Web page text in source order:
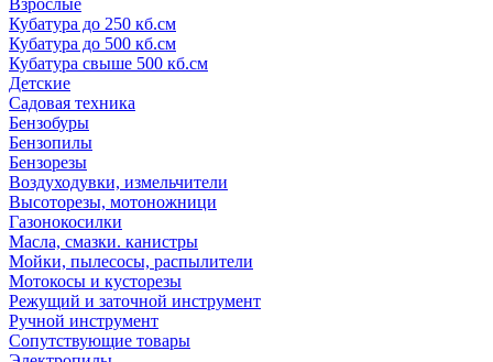
Взрослые
Кубатура до 250 кб.см
Кубатура до 500 кб.см
Кубатура свыше 500 кб.см
Детские
Садовая техника
Бензобуры
Бензопилы
Бензорезы
Воздуходувки, измельчители
Высоторезы, мотоножници
Газонокосилки
Масла, смазки. канистры
Мойки, пылесосы, распылители
Мотокосы и кусторезы
Режущий и заточной инструмент
Ручной инструмент
Сопутствующие товары